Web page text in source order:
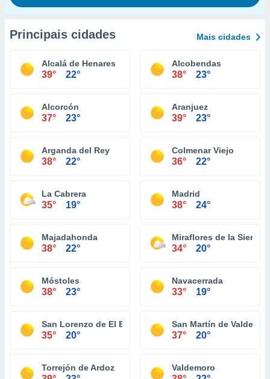
Principais cidades Mais cidades
Alcalá de Henares
39° 22°
Alcobendas
38° 23°
Alcorcón
37° 23°
Aranjuez
39° 23°
Arganda del Rey
38° 22°
Colmenar Viejo
36° 22°
La Cabrera
35° 19°
Madrid
38° 24°
Majadahonda
38° 22°
Miraflores de la Sierra
34° 20°
Móstoles
38° 23°
Navacerrada
33° 19°
San Lorenzo de El Escorial
35° 20°
San Martín de
37° 20°
Torrejón de Ardoz Valdemoro